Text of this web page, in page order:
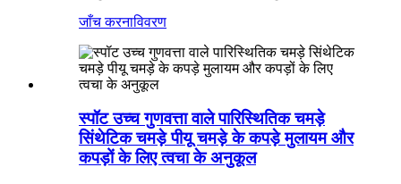
जाँच करनाविवरण
स्पॉट उच्च गुणवत्ता वाले पारिस्थितिक चमड़े
सिंथेटिक चमड़े पीयू चमड़े के कपड़े मुलायम और
कपड़ों के लिए त्वचा के अनुकूल